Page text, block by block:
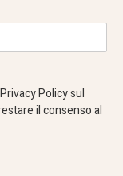
Privacy Policysul
il consenso al